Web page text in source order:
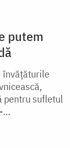
putem
învăţăturile
pentru sufletul
...